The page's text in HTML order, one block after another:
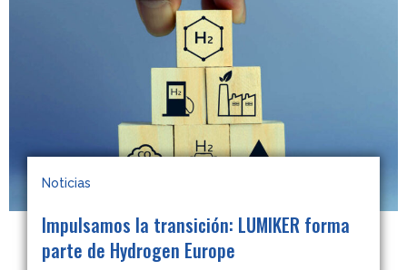
Noticias
Impulsamos la transición: LUMIKER forma
parte de Hydrogen Europe